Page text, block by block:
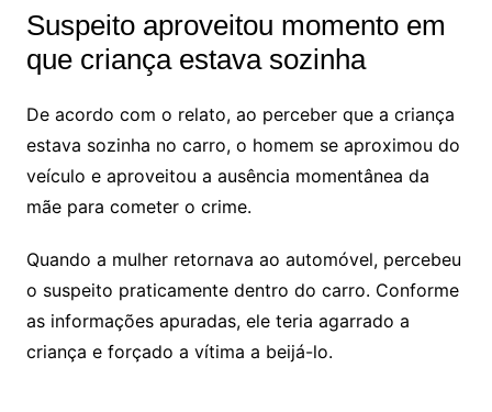
Suspeito aproveitou momento em
que criança estava sozinha
De acordo com o relato, ao perceber que a criança
estava sozinha no carro, o homem se aproximou do
veículo e aproveitou a ausência momentânea da
mãe para cometer o crime.
Quando a mulher retornava ao automóvel, percebeu
o suspeito praticamente dentro do carro. Conforme
as informações apuradas, ele teria agarrado a
criança e forçado a vítima a beijá-lo.